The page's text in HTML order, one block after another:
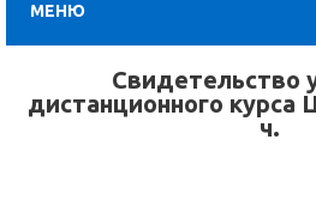
МЕНЮ
Свидетельство
дистанционного
ч.